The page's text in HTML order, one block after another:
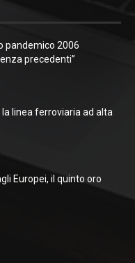
pandemico 2006
precedenti”
linea ferroviaria ad alta
Europei, il quinto oro